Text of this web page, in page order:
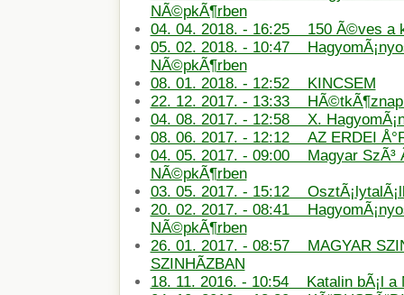
NÃ©pkÃ¶rben
04. 04. 2018. - 16:25 150 Ã©ves a
05. 02. 2018. - 10:47
NÃ©pkÃ¶rben
08. 01. 2018. - 12:52 KINCSEM
22. 12. 2017. - 13:33 HÃ©tkÃ¶znapi
04. 08. 2017. - 12:58 X.
08. 06. 2017. - 12:12 AZ ERDEI
04. 05. 2017. - 09:00 Magyar SzÃ³
NÃ©pkÃ¶rben
03. 05. 2017. - 15:12
20. 02. 2017. - 08:41
NÃ©pkÃ¶rben
26. 01. 2017. - 08:57 MAGYAR
SZINHÃZBAN
18. 11. 2016. - 10:54 Katalin bÃ¡l a